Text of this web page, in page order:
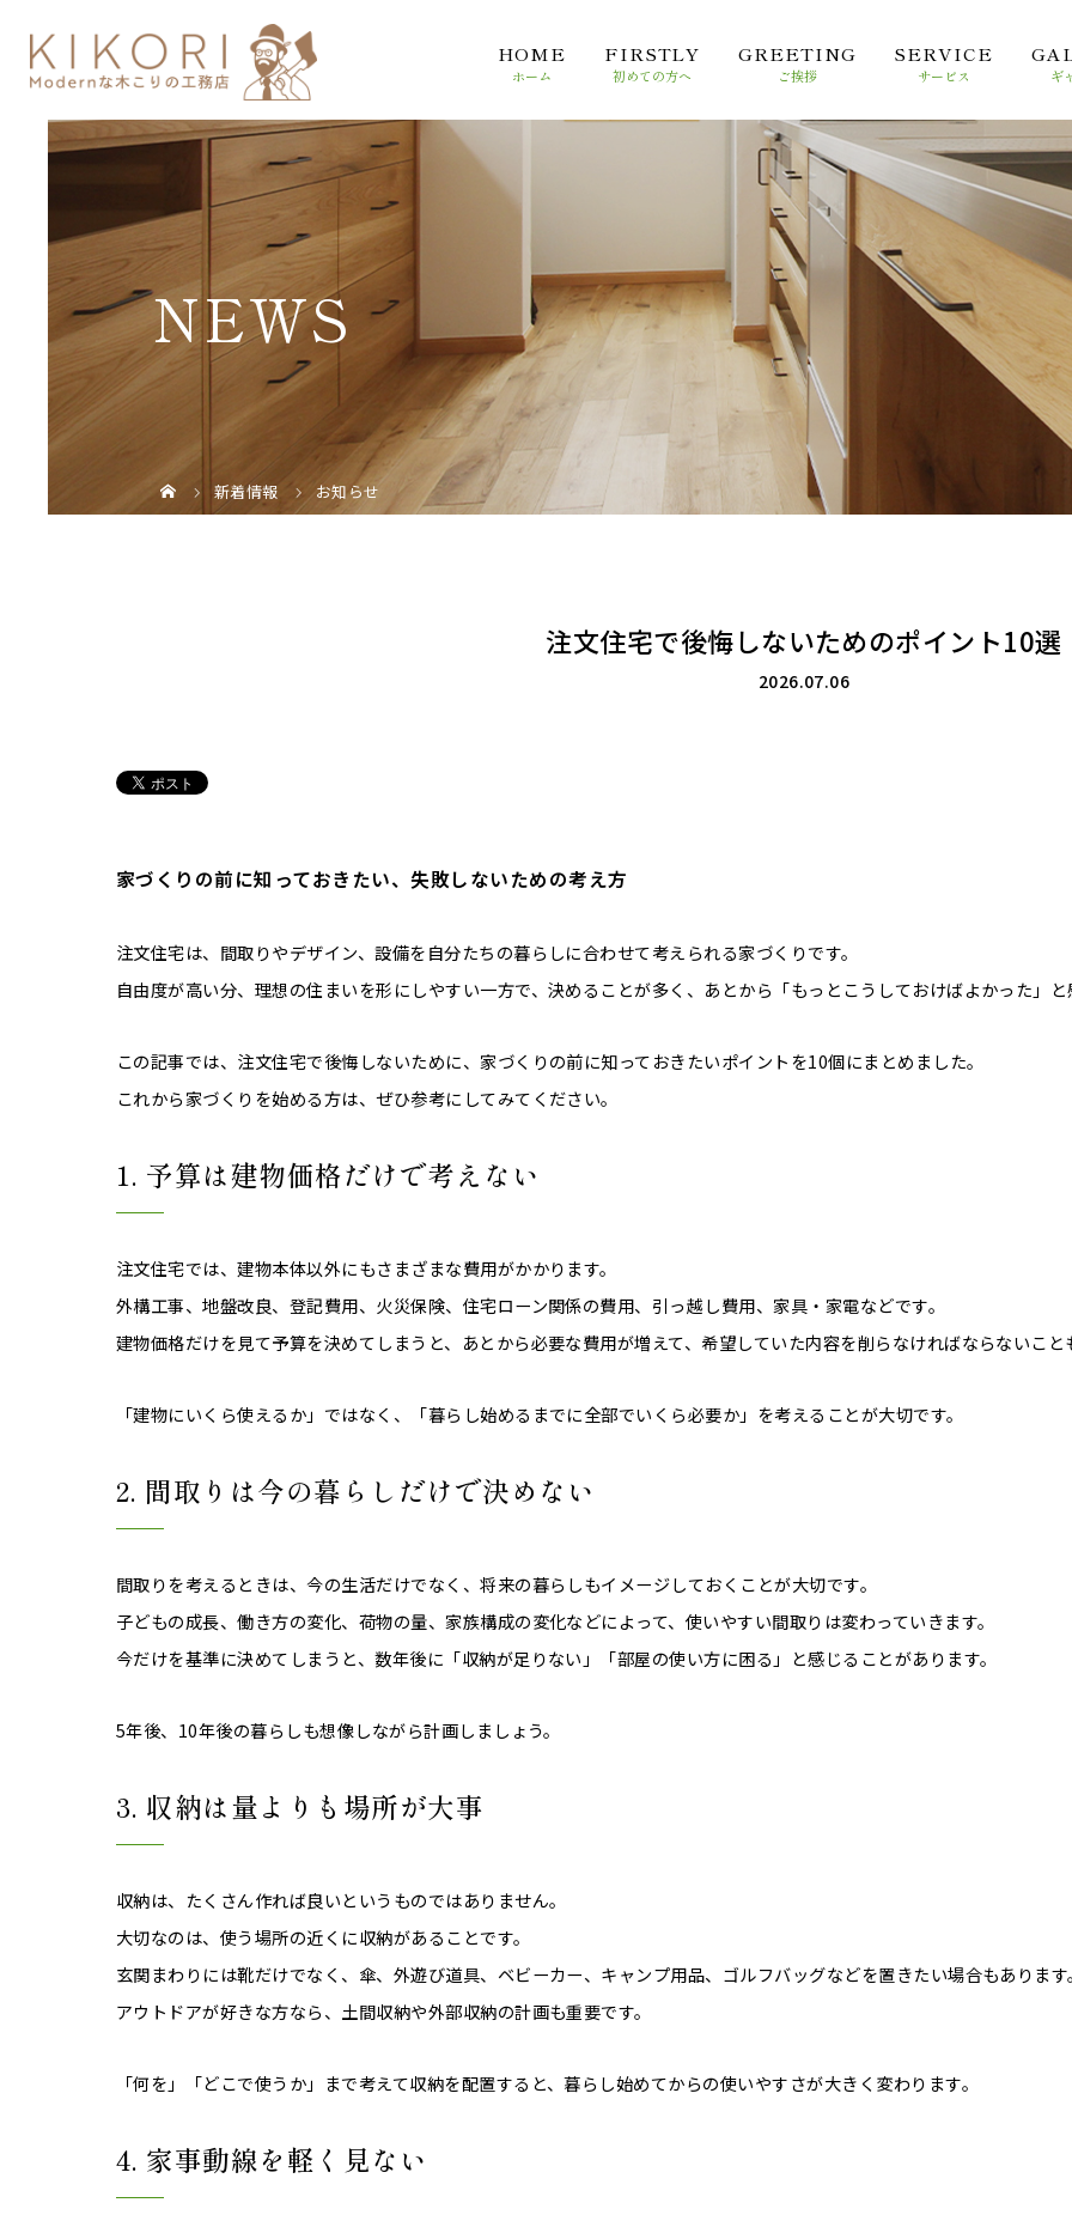
HOME FIRSTLY GREETING SERVICE
NEWS
新着情報 お知らせ
注文住宅で後悔しないためのポイント10選
2026.07.06
家づくりの前に知っておきたい、失敗しないための考え方
注文住宅は、間取りやデザイン、設備を自分たちの暮らしに合わせて考えられる家づくりです。
自由度が高い分、理想の住まいを形にしやすい一方で、決めることが多く、あとから「もっとこうしておけばよかった」と
この記事では、注文住宅で後悔しないために、家づくりの前に知っておきたいポイントを10個にまとめました。
これから家づくりを始める方は、ぜひ参考にしてみてください。
1. 予算は建物価格だけで考えない
注文住宅では、建物本体以外にもさまざまな費用がかかります。
外構工事、地盤改良、登記費用、火災保険、住宅ローン関係の費用、引っ越し費用、家具・家電などです。
建物価格だけを見て予算を決めてしまうと、あとから必要な費用が増えて、希望していた内容を削らなければならないこと
「建物にいくら使えるか」ではなく、「暮らし始めるまでに全部でいくら必要か」を考えることが大切です。
2. 間取りは今の暮らしだけで決めない
間取りを考えるときは、今の生活だけでなく、将来の暮らしもイメージしておくことが大切です。
子どもの成長、働き方の変化、荷物の量、家族構成の変化などによって、使いやすい間取りは変わっていきます。
今だけを基準に決めてしまうと、数年後に「収納が足りない」「部屋の使い方に困る」と感じることがあります。
5年後、10年後の暮らしも想像しながら計画しましょう。
3. 収納は量よりも場所が大事
収納は、たくさん作れば良いというものではありません。
大切なのは、使う場所の近くに収納があることです。
玄関まわりには靴だけでなく、傘、外遊び道具、ベビーカー、キャンプ用品、ゴルフバッグなどを置きたい場合もあります。
アウトドアが好きな方なら、土間収納や外部収納の計画も重要です。
「何を」「どこで使うか」まで考えて収納を配置すると、暮らし始めてからの使いやすさが大きく変わります。
4. 家事動線を軽く見ない